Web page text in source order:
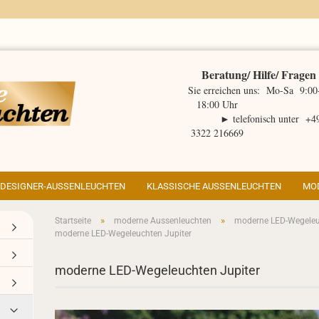
Beratung/ Hilfe/ Fragen
Sie erreichen uns: Mo-Sa
18:00 Uhr
► telefonisch unter
3322 216669
DESIGNER-AUSSENLEUCHTEN
Aussenleuchte Belcour
Aussenleuchte Brick
KLASSISCHE AUSSENLEUCHTEN
LED-Wegeleuchten
zur Weihnachtsbeleuchtung
Tipps
Aussenleuchten
Startseite » moderne Aussenleuchten » moderne LED-
moderne LED-Wegeleuchten Jupiter
moderne LED-Wegeleuchten Jupiter